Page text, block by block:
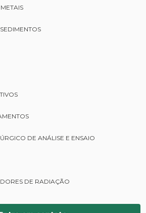
SEDIMENTOS
DE ANÁLISE E ENSAIO
DE RADIAÇÃO
RADIOLÓGICA